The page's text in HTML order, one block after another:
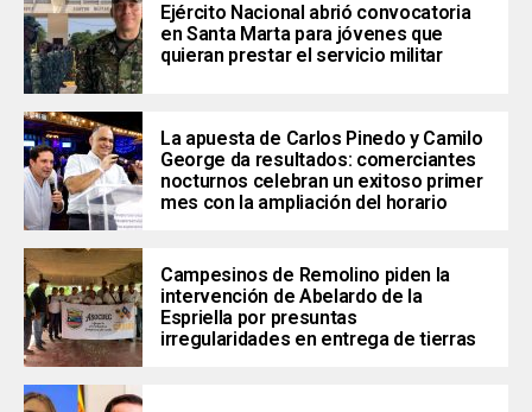
Ejército Nacional abrió convocatoria
en Santa Marta para jóvenes que
quieran prestar el servicio militar
La apuesta de Carlos Pinedo y Camilo
George da resultados: comerciantes
nocturnos celebran un exitoso primer
mes con la ampliación del horario
Campesinos de Remolino piden la
intervención de Abelardo de la
Espriella por presuntas
irregularidades en entrega de tierras